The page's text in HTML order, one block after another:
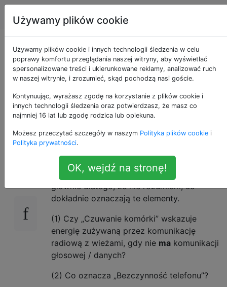
Android Tagi
Co mówi
„Wykorzystanie
baterii” i jak to się
realizuje?
Mam kilka pytań dotyczących „Ustawienia ->
Informacje o telefonie -> Używanie baterii”,
głównie dlatego, że nie rozumiem, co
dokładnie oznaczają te elementy.
(1) Czy „Czuwanie komórki” wskazuje
energię zużywaną przez komunikację
radiową z wieżami, gdy nie ma komunikacji
głosowej / danych?
(2) Co oznacza „Bezczynność telefonu”?
Używamy plików cookie
Używamy plików cookie i innych technologii śledzenia w celu
poprawy komfortu przeglądania naszej witryny, aby wyświetlać
spersonalizowane treści i ukierunkowane reklamy, analizować ruch
w naszej witrynie, i zrozumieć, skąd pochodzą nasi goście.
Kontynuując, wyrażasz zgodę na korzystanie z plików cookie i
innych technologii śledzenia oraz potwierdzasz, że masz co
najmniej 16 lat lub zgodę rodzica lub opiekuna.
Możesz przeczytać szczegóły w naszym Polityka plików cookie i
Polityka prywatności.
OK, wejdź na stronę!